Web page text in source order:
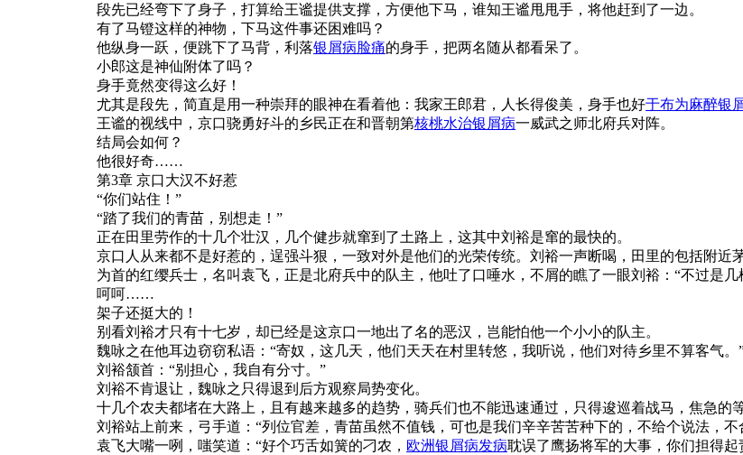
段先已经弯下了身子，打算给王谧提供支撑，方便他下马，谁知王谧甩甩手，将他赶到了一边。
有了马镫这样的神物，下马这件事还困难吗？
他纵身一跃，便跳下了马背，利落银屑病脸痛的身手，把两名随从都看呆了。
小郎这是神仙附体了吗？
身手竟然变得这么好！
尤其是段先，简直是用一种崇拜的眼神在看着他：我家王郎君，人长得俊美，身手也好于布为麻醉银
王谧的视线中，京口骁勇好斗的乡民正在和晋朝第核桃水治银屑病一威武之师北府兵对阵。
结局会如何？
他很好奇……
第3章 京口大汉不好惹
“你们站住！”
“踏了我们的青苗，别想走！”
正在田里劳作的十几个壮汉，几个健步就窜到了土路上，这其中刘裕是窜的最快的。
京口人从来都不是好惹的，逞强斗狠，一致对外是他们的光荣传统。刘裕一声断喝，田里的包括附近
为首的红缨兵士，名叫袁飞，正是北府兵中的队主，他吐了口唾水，不屑的瞧了一眼刘裕：“不过是
呵呵……
架子还挺大的！
别看刘裕才只有十七岁，却已经是这京口一地出了名的恶汉，岂能怕他一个小小的队主。
魏咏之在他耳边窃窃私语：“寄奴，这几天，他们天天在村里转悠，我听说，他们对待乡里不算客气。
刘裕颔首：“别担心，我自有分寸。”
刘裕不肯退让，魏咏之只得退到后方观察局势变化。
十几个农夫都堵在大路上，且有越来越多的趋势，骑兵们也不能迅速通过，只得逡巡着战马，焦急的等
刘裕站上前来，弓手道：“列位官差，青苗虽然不值钱，可也是我们辛辛苦苦种下的，不给个说法，不
袁飞大嘴一咧，嗤笑道：“好个巧舌如簧的刁农， 欧洲银屑病发病耽误了鹰扬将军的大事，你们担得起